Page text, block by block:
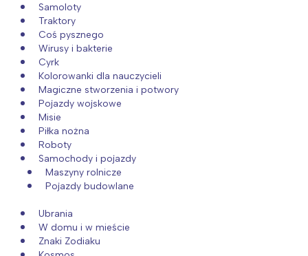
Samoloty
Traktory
Coś pysznego
Wirusy i bakterie
Cyrk
Kolorowanki dla nauczycieli
Magiczne stworzenia i potwory
Pojazdy wojskowe
Misie
Piłka nożna
Roboty
Samochody i pojazdy
Maszyny rolnicze
Pojazdy budowlane
Ubrania
W domu i w mieście
Znaki Zodiaku